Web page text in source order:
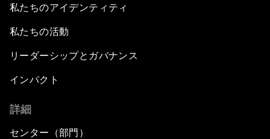
私たちのアイデンティティ
私たちの活動
リーダーシップとガバナンス
インパクト
詳細
センター（部門）